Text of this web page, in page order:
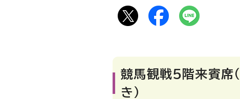
競馬観戦5階来賓席
き）